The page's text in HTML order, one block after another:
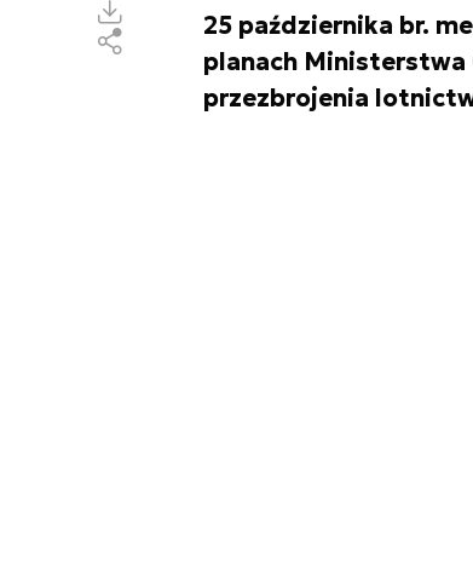
25 października br.
planach
przezbrojenia